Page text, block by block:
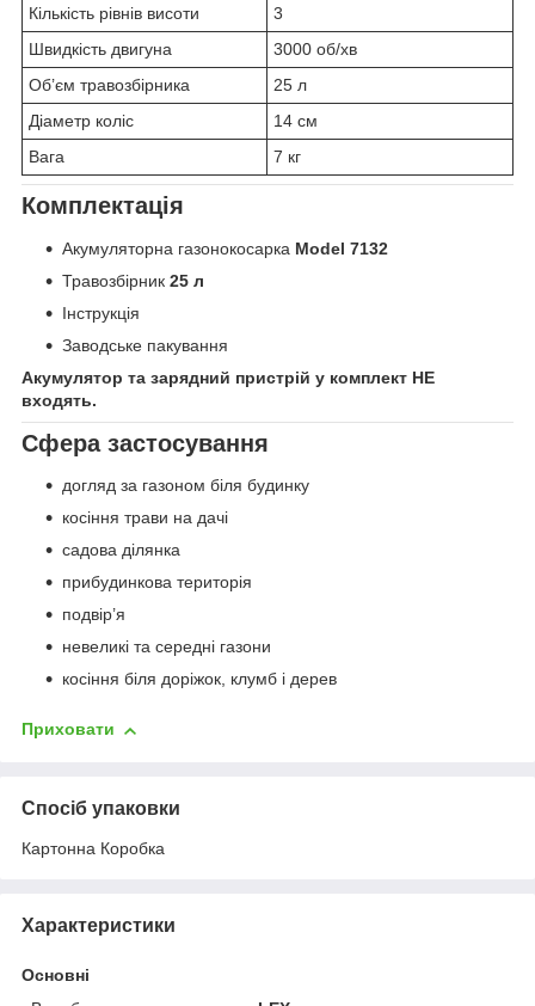
Кількість рівнів висоти
3
Швидкість двигуна
3000 об/хв
Об’єм травозбірника
25 л
Діаметр коліс
14 см
Вага
7 кг
Комплектація
Акумуляторна газонокосарка Model 7132
Травозбірник 25 л
Інструкція
Заводське пакування
Акумулятор та зарядний пристрій у комплект НЕ
входять.
Сфера застосування
догляд за газоном біля будинку
косіння трави на дачі
садова ділянка
прибудинкова територія
подвір’я
невеликі та середні газони
косіння біля доріжок, клумб і дерев
Приховати
Спосіб упаковки
Картонна Коробка
Характеристики
Основні